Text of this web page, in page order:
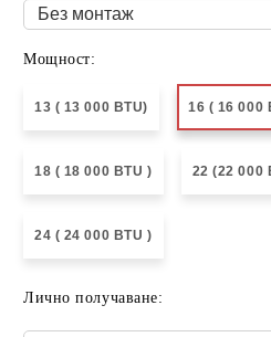
Мощност:
13 ( 13 000 BTU) 16 ( 16 000
18 ( 18 000 BTU ) 22 (22 000
24 ( 24 000 BTU )
Лично получаване: